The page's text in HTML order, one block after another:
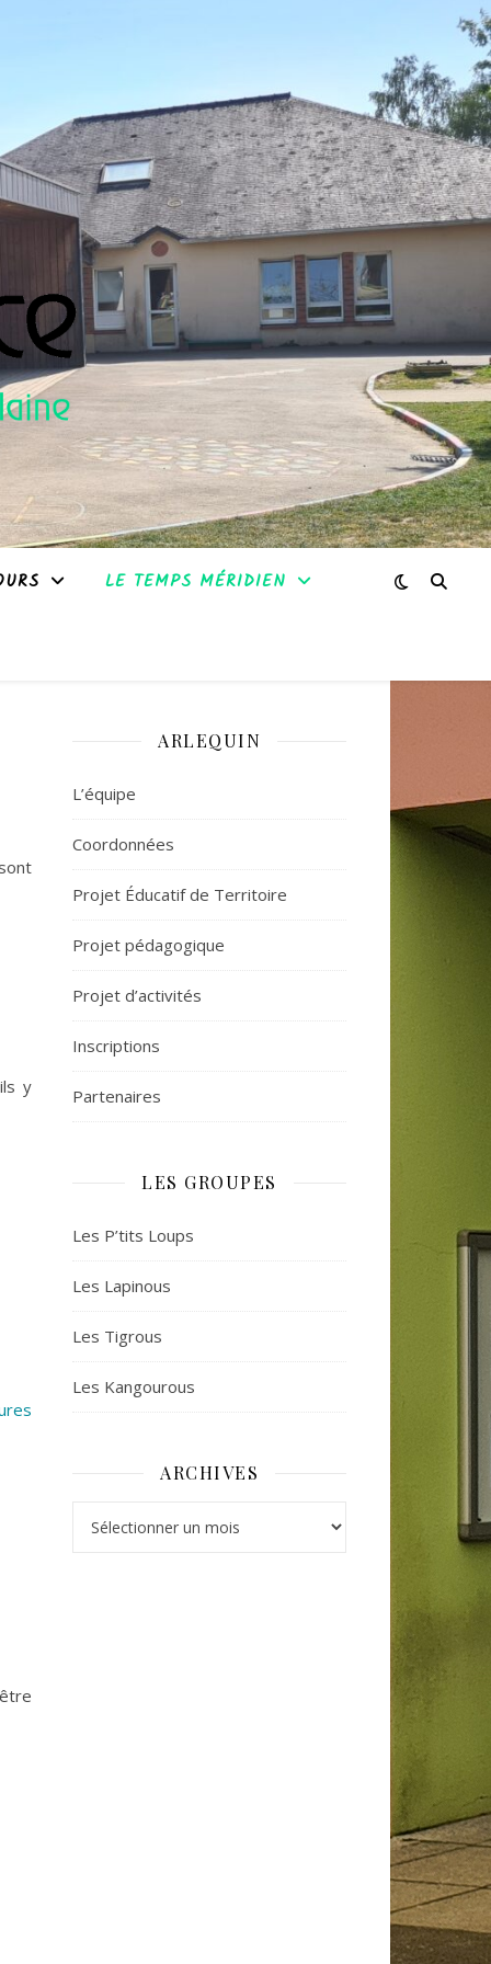
LE TEMPS MÉRIDIEN
y
ARLEQUIN
L’équipe
Coordonnées
Projet Éducatif de Territoire
Projet pédagogique
Projet d’activités
Inscriptions
Partenaires
LES GROUPES
Les P’tits Loups
Les Lapinous
Les Tigrous
Les Kangourous
ARCHIVES